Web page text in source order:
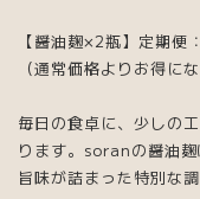
【醤油麹×2瓶】定期便
（通常価格よりお得に
毎日の食卓に、少しの
ります。soranの醤油
旨味が詰まった特別な調